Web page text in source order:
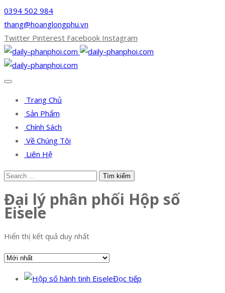
0394 502 984
thang@hoanglongphu.vn
Twitter Pinterest Facebook Instagram
Trang Chủ
Sản Phẩm
Chính Sách
Về Chúng Tôi
Liên Hệ
Đại lý phân phối Hộp số
Eisele
Hiển thị kết quả duy nhất
Đọc tiếp